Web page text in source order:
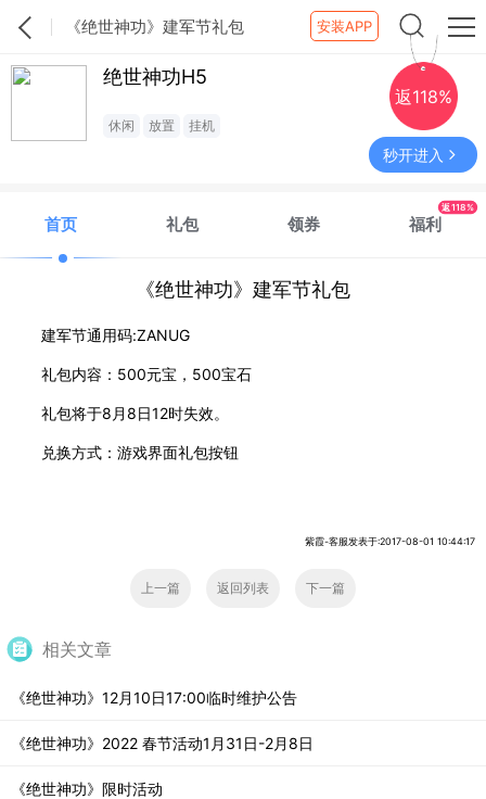
《绝世神功》建军节礼包 安装APP
绝世神功H5
休闲 放置 挂机
返118%
秒开进入
首页 礼包 领券 福利
返118%
《绝世神功》建军节礼包
建军节通用码:ZANUG
礼包内容：500元宝，500宝石
礼包将于8月8日12时失效。
兑换方式：游戏界面礼包按钮
紫霞-客服发表于:2017-08-01 10:44:17
上一篇 返回列表 下一篇
相关文章
《绝世神功》12月10日17:00临时维护公告
《绝世神功》2022 春节活动1月31日-2月8日
《绝世神功》限时活动